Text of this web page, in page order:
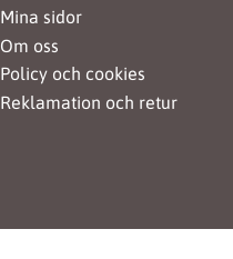
Mina sidor
Om oss
Policy och cookies
Reklamation och retur